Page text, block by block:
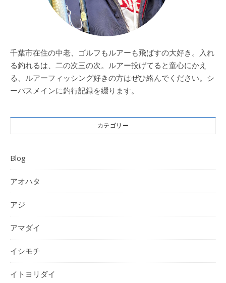
千葉市在住の中老、ゴルフもルアーも飛ばすの大好き。入れ
る釣れるは、二の次三の次。ルアー投げてると童心にかえ
る、ルアーフィッシング好きの方はぜひ絡んでください。シ
ーバスメインに釣行記録を綴ります。
カテゴリー
Blog
アオハタ
アジ
アマダイ
イシモチ
イトヨリダイ